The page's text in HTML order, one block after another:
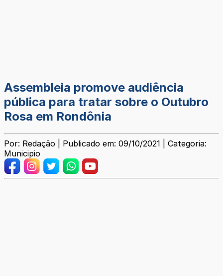
Assembleia promove audiência
pública para tratar sobre o Outubro
Rosa em Rondônia
Por: Redação | Publicado em: 09/10/2021 | Categoria:
Municipio